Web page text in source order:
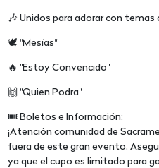
🎶 Unidos para adorar con temas
🕊️ "Mesías"
🔥 "Estoy Convencido"
🙌 "Quien Podra"
🎟️ Boletos e Información:
¡Atención comunidad de
fuera de este gran evento.
ya que el cupo es limitado para